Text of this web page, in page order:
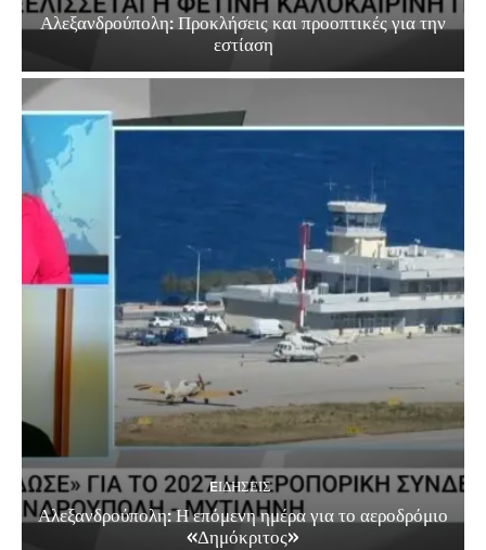
Αλεξανδρούπολη: Προκλήσεις και προοπτικές για την
εστίαση
EΙΔΗΣΕΙΣ
Αλεξανδρούπολη: Η επόμενη ημέρα για το αεροδρόμιο
«Δημόκριτος»